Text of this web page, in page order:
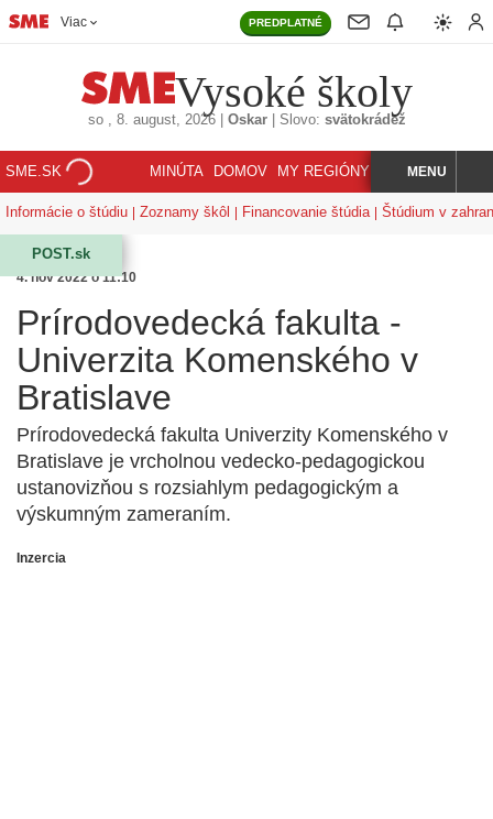
Viac PREDPLATNÉ
Vysoké školy
so, 8. august, 2026| Oskar| Slovo: svätokrádež
SME.SK MINÚTA DOMOV MY REGIÓNY KORZÁR
HĽADAJMENU
Informácie o štúdiu Zoznamy škôl Financovanie štúdia Štúdium v
POST.sk
4. nov 2022 o 11:10
Prírodovedecká fakulta -
Univerzita Komenského v
Bratislave
Prírodovedecká fakulta Univerzity Komenského v
Bratislave je vrcholnou vedecko-pedagogickou
ustanovizňou s rozsiahlym pedagogickým a
výskumným zameraním.
Inzercia